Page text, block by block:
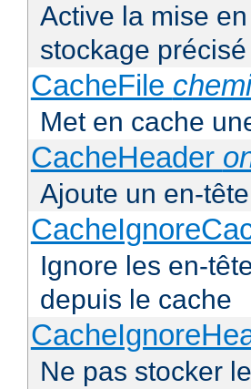
Active la mise
stockage précisé
CacheFile
Met en cache
CacheHeader
Ajoute un en-
Ignore les en-
depuis le cache
Ne pas stocker